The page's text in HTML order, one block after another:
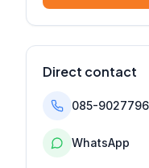
Direct contact
085-9027796
WhatsApp